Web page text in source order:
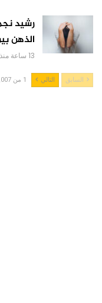
رشيد
الذهن
13 ساعة منذ
السابق التالي 1 من 2,007